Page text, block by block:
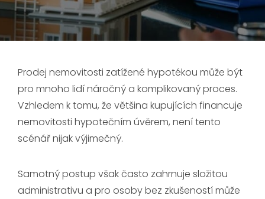
Prodej nemovitosti zatížené hypotékou může být
pro mnoho lidí náročný a komplikovaný proces.
Vzhledem k tomu, že většina kupujících financuje
nemovitosti hypotečním úvěrem, není tento
scénář nijak výjimečný.
Samotný postup však často zahrnuje složitou
administrativu a pro osoby bez zkušeností může